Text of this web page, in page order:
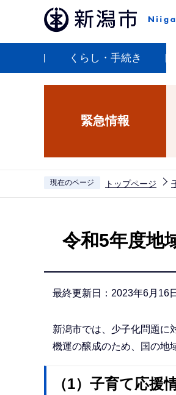
ペ
くらし・手続き
緊急情報
現在のページ トップページ
令和5年度地
最終更新日：2023年6月16日
新潟市では、少子化問題に
機運の醸成のため、国の地
（1）子育て応援